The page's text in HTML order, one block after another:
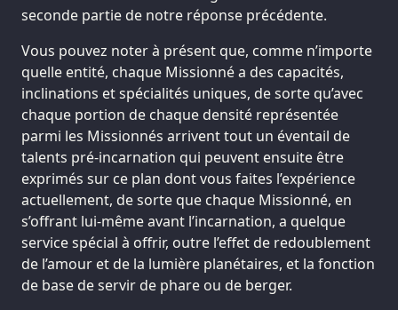
seconde partie de notre réponse précédente.
Vous pouvez noter à présent que, comme n’importe
quelle entité, chaque Missionné a des capacités,
inclinations et spécialités uniques, de sorte qu’avec
chaque portion de chaque densité représentée
parmi les Missionnés arrivent tout un éventail de
talents pré-incarnation qui peuvent ensuite être
exprimés sur ce plan dont vous faites l’expérience
actuellement, de sorte que chaque Missionné, en
s’offrant lui-même avant l’incarnation, a quelque
service spécial à offrir, outre l’effet de redoublement
de l’amour et de la lumière planétaires, et la fonction
de base de servir de phare ou de berger.